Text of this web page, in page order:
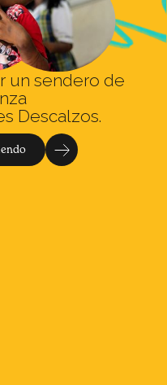
un sendero de
Descalzos.